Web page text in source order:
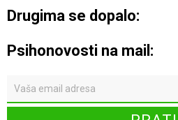
Drugima se dopalo:
Psihonovosti na mail: